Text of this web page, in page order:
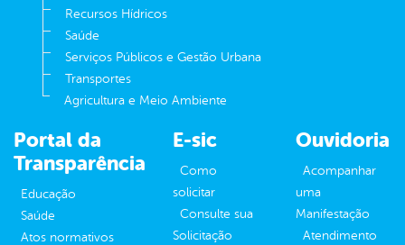
Recursos Hídricos
Saúde
Serviços Públicos e Gestão Urbana
Transportes
Agricultura e Meio Ambiente
Portal da
Transparência
Educação
Saúde
Atos normativos
E-sic
Como
solicitar
Consulte sua
Solicitação
Ouvidoria
Acompanhar
uma
Manifestação
Atendimento